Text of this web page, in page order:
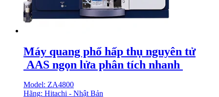
Máy quang phổ hấp thụ nguyên tử
AAS ngọn lửa phân tích nhanh
Model: ZA4800
Hãng: Hitachi - Nhật Bản